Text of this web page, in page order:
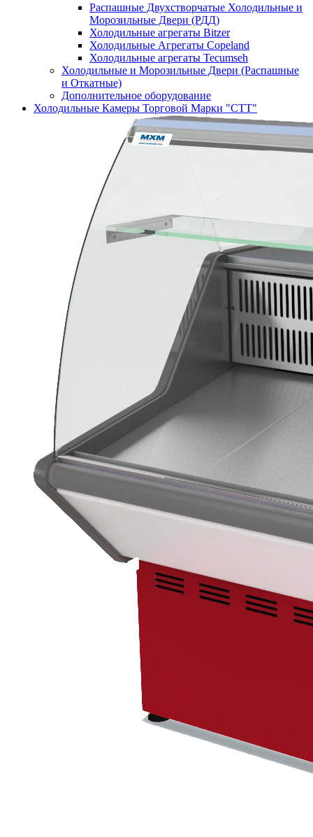
Распашные Двухстворчатые Холодильные и
Морозильные Двери (РДД)
Холодильные агрегаты Bitzer
Холодильные Агрегаты Copeland
Холодильные агрегаты Tecumseh
Холодильные и Морозильные Двери (Распашные
и Откатные)
Дополнительное оборудование
Холодильные Камеры Торговой Марки "СТТ"